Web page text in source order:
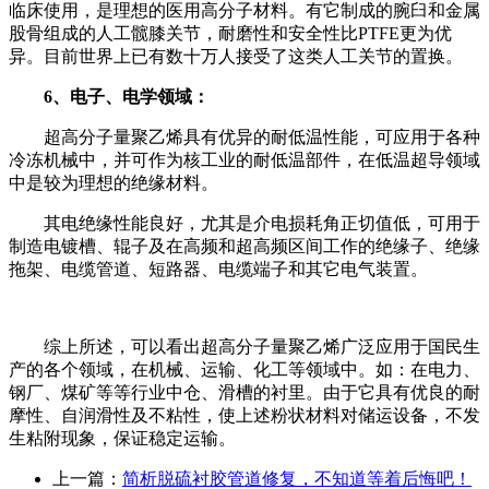
临床使用，是理想的医用高分子材料。有它制成的腕臼和金属
股骨组成的人工髋膝关节，耐磨性和安全性比PTFE更为优
异。目前世界上已有数十万人接受了这类人工关节的置换。
6、电子、电学领域：
超高分子量聚乙烯具有优异的耐低温性能，可应用于各种
冷冻机械中，并可作为核工业的耐低温部件，在低温超导领域
中是较为理想的绝缘材料。
其电绝缘性能良好，尤其是介电损耗角正切值低，可用于
制造电镀槽、辊子及在高频和超高频区间工作的绝缘子、绝缘
拖架、电缆管道、短路器、电缆端子和其它电气装置。
综上所述，可以看出超高分子量聚乙烯广泛应用于国民生
产的各个领域，在机械、运输、化工等领域中。如：在电力、
钢厂、煤矿等等行业中仓、滑槽的衬里。由于它具有优良的耐
摩性、自润滑性及不粘性，使上述粉状材料对储运设备，不发
生粘附现象，保证稳定运输。
上一篇： 简析脱硫衬胶管道修复，不知道等着后悔吧！